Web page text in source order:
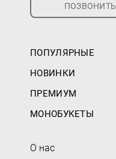
ПОЗВОНИТЬ
ПОПУЛЯРНЫЕ
НОВИНКИ
ПРЕМИУМ
МОНОБУКЕТЫ
О нас